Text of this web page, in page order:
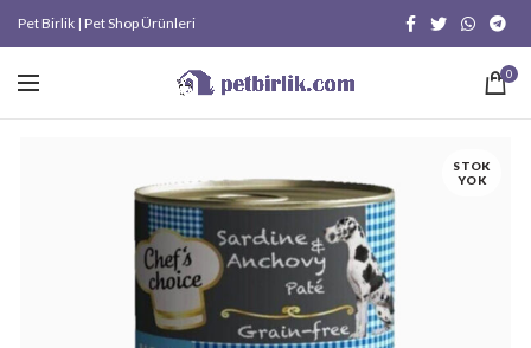
Pet Birlik | Pet Shop Ürünleri
0
STOK
YOK